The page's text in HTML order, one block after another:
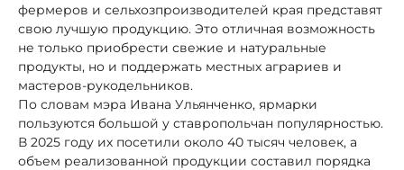
фермеров и сельхозпроизводителей края представят
свою лучшую продукцию. Это отличная возможность
не только приобрести свежие и натуральные
продукты, но и поддержать местных аграриев и
мастеров-рукодельников.
По словам мэра Ивана Ульянченко, ярмарки
пользуются большой у ставропольчан популярностью.
В 2025 году их посетили около 40 тысяч человек, а
объем реализованной продукции составил порядка